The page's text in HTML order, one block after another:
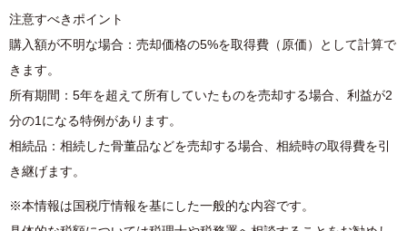
注意すべきポイント
購入額が不明な場合：売却価格の5%を取得費（原価）として計算で
きます。
所有期間：5年を超えて所有していたものを売却する場合、利益が2
分の1になる特例があります。
相続品：相続した骨董品などを売却する場合、相続時の取得費を引
き継げます。
※本情報は国税庁情報を基にした一般的な内容です。